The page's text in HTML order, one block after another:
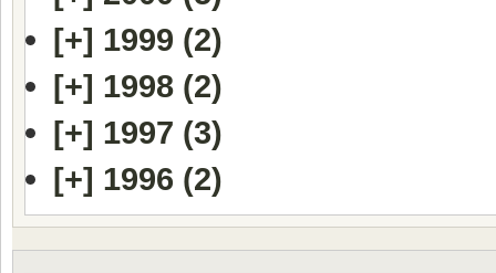
[+] 1999 (2)
[+] 1998 (2)
[+] 1997 (3)
[+] 1996 (2)